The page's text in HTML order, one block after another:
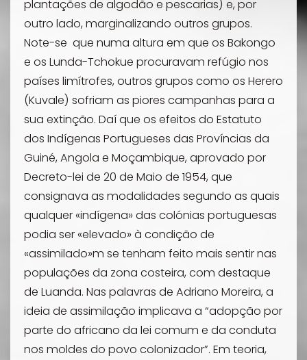
plantações de algodão e pescarias) e, por
outro lado, marginalizando outros grupos.
Note-se que numa altura em que os Bakongo
e os Lunda-Tchokue procuravam refúgio nos
países limítrofes, outros grupos como os Herero
(Kuvale) sofriam as piores campanhas para a
sua extinção. Daí que os efeitos do Estatuto
dos Indígenas Portugueses das Províncias da
Guiné, Angola e Moçambique, aprovado por
Decreto-lei de 20 de Maio de 1954, que
consignava as modalidades segundo as quais
qualquer «indígena» das colónias portuguesas
podia ser «elevado» à condição de
«assimilado»m se tenham feito mais sentir nas
populações da zona costeira, com destaque
de Luanda. Nas palavras de Adriano Moreira, a
ideia de assimilação implicava a “adopção por
parte do africano da lei comum e da conduta
nos moldes do povo colonizador”. Em teoria,